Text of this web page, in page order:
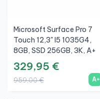
Microsoft Surface Pro 7
Touch 12,3" I5 1035G4,
8GB, SSD 256GB, 3K, A+
329,95 €
959,00 € A+